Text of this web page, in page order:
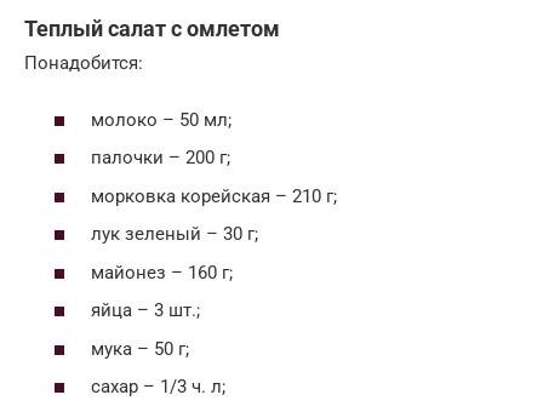
Теплый салат с омлетом
Понадобится:
молоко – 50 мл;
палочки – 200 г;
морковка корейская – 210 г;
лук зеленый – 30 г;
майонез – 160 г;
яйца – 3 шт.;
мука – 50 г;
сахар – 1/3 ч. л;